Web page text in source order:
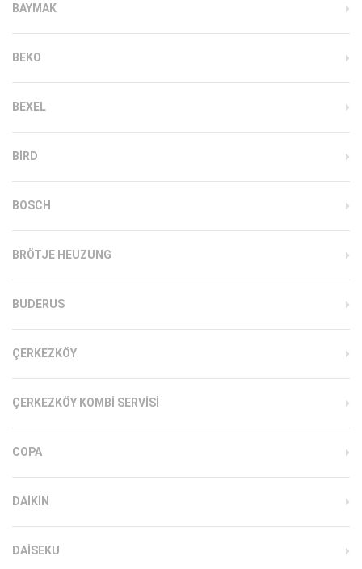
BAYMAK
BEKO
BEXEL
BIRD
BOSCH
BRÖTJE HEUZUNG
BUDERUS
ÇERKEZKÖY
ÇERKEZKÖY KOMBI SERVISI
COPA
DAIKIN
DAISEKU